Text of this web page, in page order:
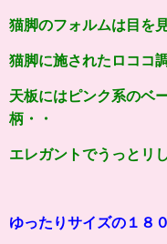
猫脚のフォルムは目を
猫脚に施されたロココ
天板にはピンク系のベ
柄・・
エレガントでうっとリ
ゆったりサイズの１８